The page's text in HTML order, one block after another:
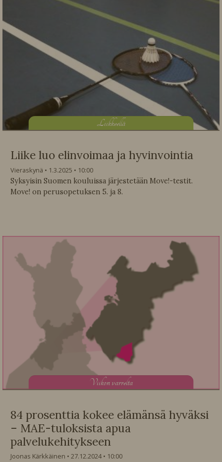
Liikkeellä
Liike luo elinvoimaa ja hyvinvointia
Vieraskynä 1.3.2025
10:00
Syksyisin Suomen kouluissa järjestetään Move!-testit.
Move! on perusopetuksen 5. ja 8.
Viikon varrelta
84 prosenttia kokee elämänsä hyväksi
– MAE-tuloksista apua
palvelukehitykseen
Joonas Kärkkäinen 27.12.2024
10:00